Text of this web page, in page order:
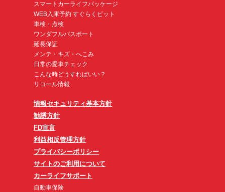
スマートカーライフパッケージ
WEB入庫予約 すぐらくピット
車検・点検
ワンダフルパスポート
延長保証
メンテ・キズ・へこみ
日常の愛車チェック
こんな時どうすればいい？
リコール情報
情報セキュリティ基本方針
勧誘方針
FD宣言
利益相反管理方針
プライバシーポリシー
サイトのご利用について
カーライフサポート
自動車保険